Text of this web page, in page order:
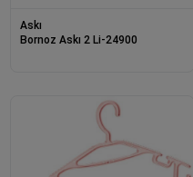
Askı
Bornoz Askı 2 Li-24900